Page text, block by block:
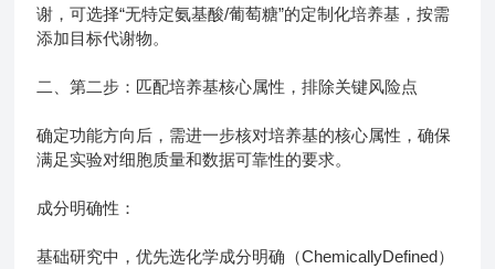
谢，可选择“无特定氨基酸/葡萄糖”的定制化培养基，按需
添加目标代谢物。
二、第二步：匹配培养基核心属性，排除关键风险点
确定功能方向后，需进一步核对培养基的核心属性，确保
满足实验对细胞质量和数据可靠性的要求。
成分明确性：
基础研究中，优先选化学成分明确（ChemicallyDefined）